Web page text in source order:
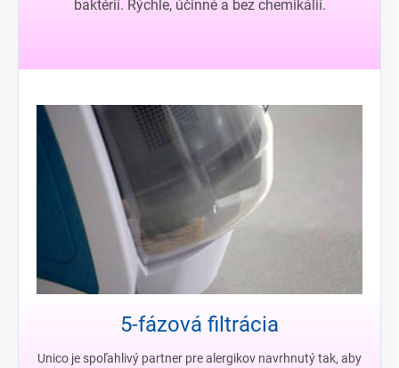
baktérií. Rýchle, účinné a bez chemikálií.
5-fázová filtrácia
Unico je spoľahlivý partner pre alergikov navrhnutý tak, aby